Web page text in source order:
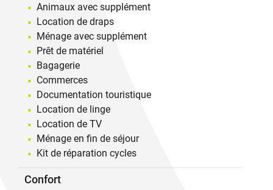
Animaux avec supplément
Location de draps
Ménage avec supplément
Prêt de matériel
Bagagerie
Commerces
Documentation touristique
Location de linge
Location de TV
Ménage en fin de séjour
Kit de réparation cycles
Confort